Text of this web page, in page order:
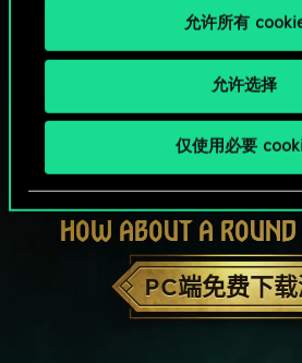
允许所有
允许选择
仅使用必要
HOW ABOUT A
PC端免费下